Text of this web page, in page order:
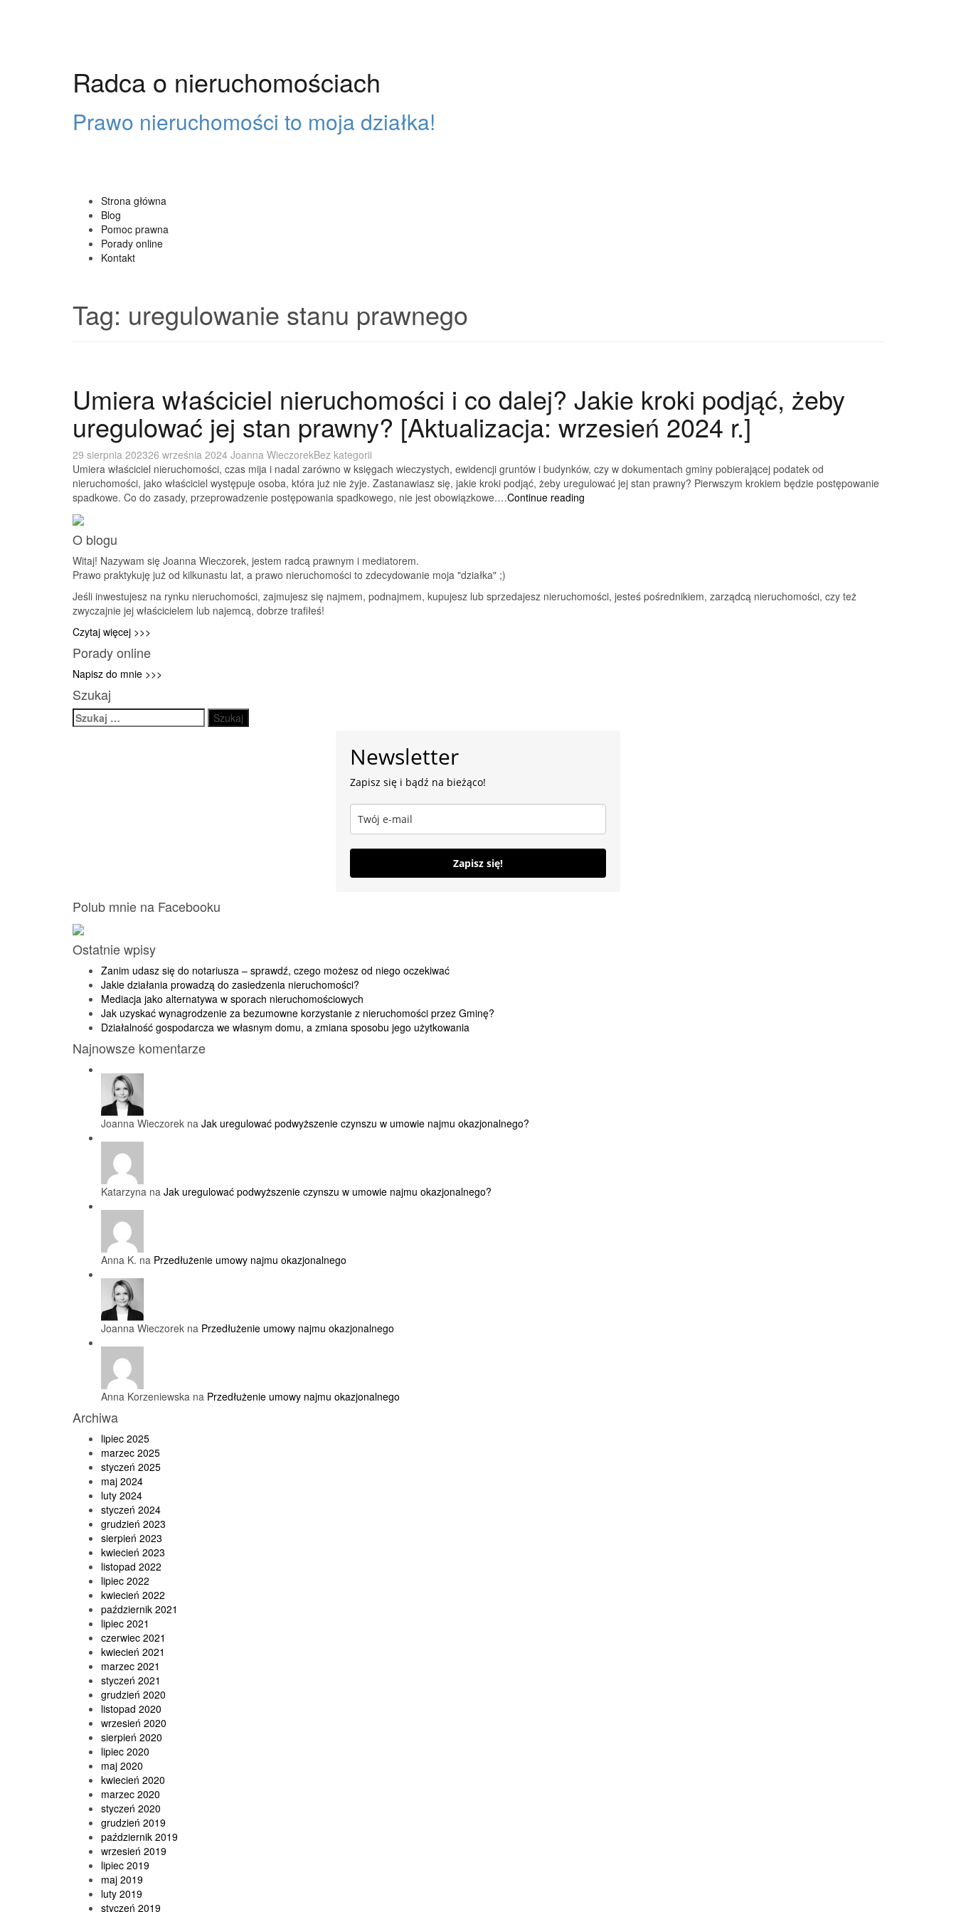
Radca o nieruchomościach
Prawo nieruchomości to moja działka!
Strona główna
Blog
Pomoc prawna
Porady online
Kontakt
Tag: uregulowanie stanu prawnego
Umiera właściciel nieruchomości i co dalej? Jakie kroki podjąć, żeby
uregulować jej stan prawny? [Aktualizacja: wrzesień 2024 r.]
29 sierpnia 202326 września 2024 Joanna WieczorekBez kategorii
Umiera właściciel nieruchomości, czas mija i nadal zarówno w księgach wieczystych, ewidencji gruntów i budynków, czy w dokumentach gminy pobierającej podatek od
nieruchomości, jako właściciel występuje osoba, która już nie żyje. Zastanawiasz się, jakie kroki podjąć, żeby uregulować jej stan prawny? Pierwszym krokiem będzie postępowanie
spadkowe. Co do zasady, przeprowadzenie postępowania spadkowego, nie jest obowiązkowe.…Continue reading
kroki
O blogu
Witaj! Nazywam się Joanna Wieczorek, jestem radcą prawnym i mediatorem.
Prawo praktykuję już od kilkunastu lat, a prawo nieruchomości to zdecydowanie moja "działka" ;)
Jeśli inwestujesz na rynku nieruchomości, zajmujesz się najmem, podnajmem, kupujesz lub sprzedajesz nieruchomości, jesteś pośrednikiem, zarządcą nieruchomości, czy też
zwyczajnie jej właścicielem lub najemcą, dobrze trafiłeś!
Czytaj więcej >>>
Porady online
Napisz do mnie >>>
Szukaj
Szukaj:
Newsletter
Zapisz się i bądź na bieżąco!
Zapisz się!
Polub mnie na Facebooku
Ostatnie wpisy
Zanim udasz się do notariusza – sprawdź, czego możesz od niego oczekiwać
Jakie działania prowadzą do zasiedzenia nieruchomości?
Mediacja jako alternatywa w sporach nieruchomościowych
Jak uzyskać wynagrodzenie za bezumowne korzystanie z nieruchomości przez Gminę?
Działalność gospodarcza we własnym domu, a zmiana sposobu jego użytkowania
Najnowsze komentarze
Joanna Wieczorek na Jak uregulować podwyższenie czynszu w umowie najmu okazjonalnego?
Katarzyna na Jak uregulować podwyższenie czynszu w umowie najmu okazjonalnego?
Anna K. na Przedłużenie umowy najmu okazjonalnego
Joanna Wieczorek na Przedłużenie umowy najmu okazjonalnego
Anna Korzeniewska na Przedłużenie umowy najmu okazjonalnego
Archiwa
lipiec 2025
marzec 2025
styczeń 2025
maj 2024
luty 2024
styczeń 2024
grudzień 2023
sierpień 2023
kwiecień 2023
listopad 2022
lipiec 2022
kwiecień 2022
październik 2021
lipiec 2021
czerwiec 2021
kwiecień 2021
marzec 2021
styczeń 2021
grudzień 2020
listopad 2020
wrzesień 2020
sierpień 2020
lipiec 2020
maj 2020
kwiecień 2020
marzec 2020
styczeń 2020
grudzień 2019
październik 2019
wrzesień 2019
lipiec 2019
maj 2019
luty 2019
styczeń 2019